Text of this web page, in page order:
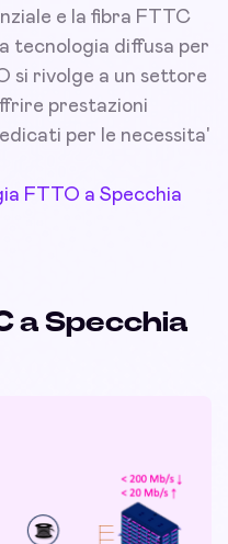
e la fibra FTTC
tecnologia diffusa per
si rivolge a un settore
prestazioni
per le necessita'
FTTO a Specchia
a Specchia